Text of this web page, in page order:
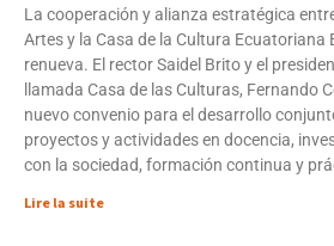
La cooperación y alianza estratégica
Artes y la Casa de la Cultura Ecuatoriana
renueva. El rector Saidel Brito y el
llamada Casa de las Culturas, Fernando
nuevo convenio para el desarrollo
proyectos y actividades en docencia,
con la sociedad, formación continua y
Lire la suite